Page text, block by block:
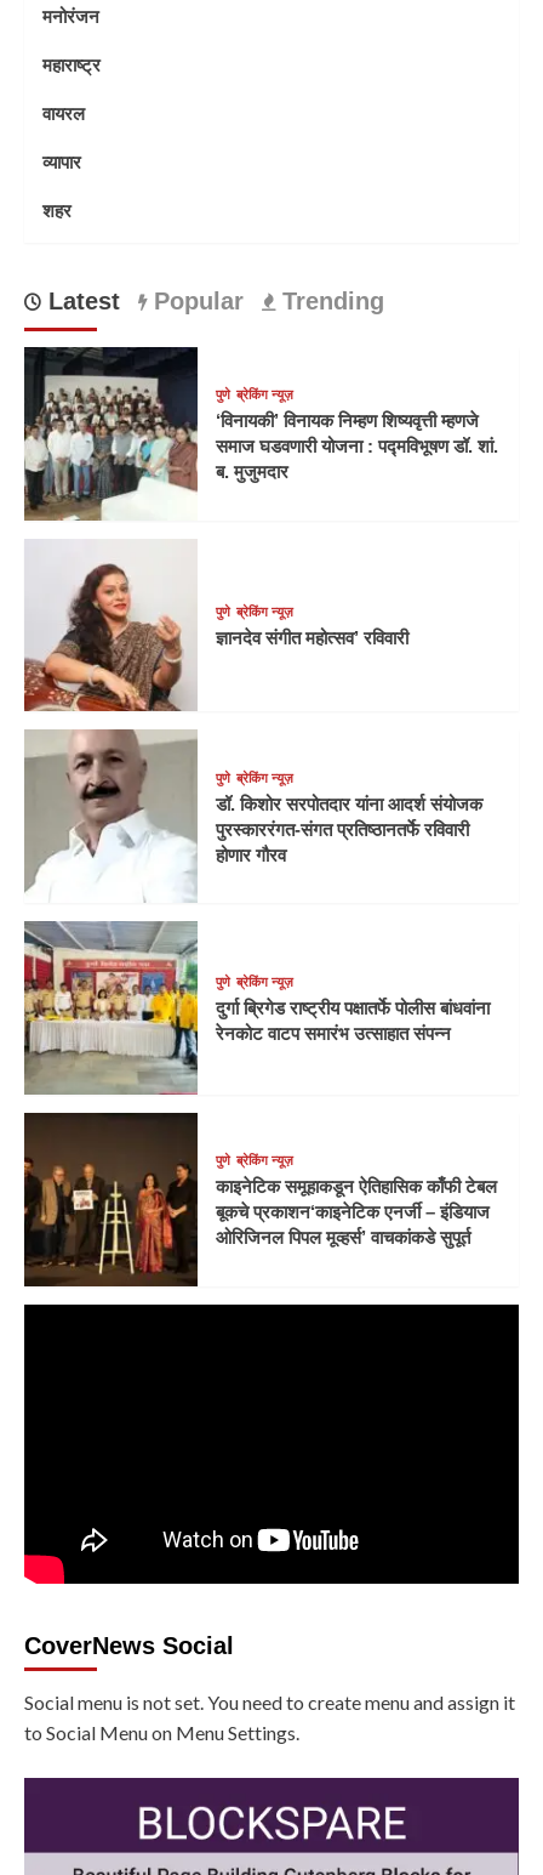
मनोरंजन
महाराष्ट्र
वायरल
व्यापार
शहर
Latest Popular Trending
पुणे ब्रेकिंग न्यूज़
‘विनायकी’ विनायक निम्हण शिष्यवृत्ती म्हणजे
समाज घडवणारी योजना : पद्मविभूषण डॉ. शां.
ब. मुजुमदार
पुणे ब्रेकिंग न्यूज़
ज्ञानदेव संगीत महोत्सव’ रविवारी
पुणे ब्रेकिंग न्यूज़
डॉ. किशोर सरपोतदार यांना आदर्श संयोजक
पुरस्काररंगत-संगत प्रतिष्ठानतर्फे रविवारी
होणार गौरव
पुणे ब्रेकिंग न्यूज़
दुर्गा ब्रिगेड राष्ट्रीय पक्षातर्फे पोलीस बांधवांना
रेनकोट वाटप समारंभ उत्साहात संपन्न
पुणे ब्रेकिंग न्यूज़
काइनेटिक समूहाकडून ऐतिहासिक काँफी टेबल
बूकचे प्रकाशन‘काइनेटिक एनर्जी – इंडियाज
ओरिजिनल पिपल मूव्हर्स’ वाचकांकडे सुपूर्त
CoverNews Social
Social menu is not set. You need to create menu and assign it
to Social Menu on Menu Settings.